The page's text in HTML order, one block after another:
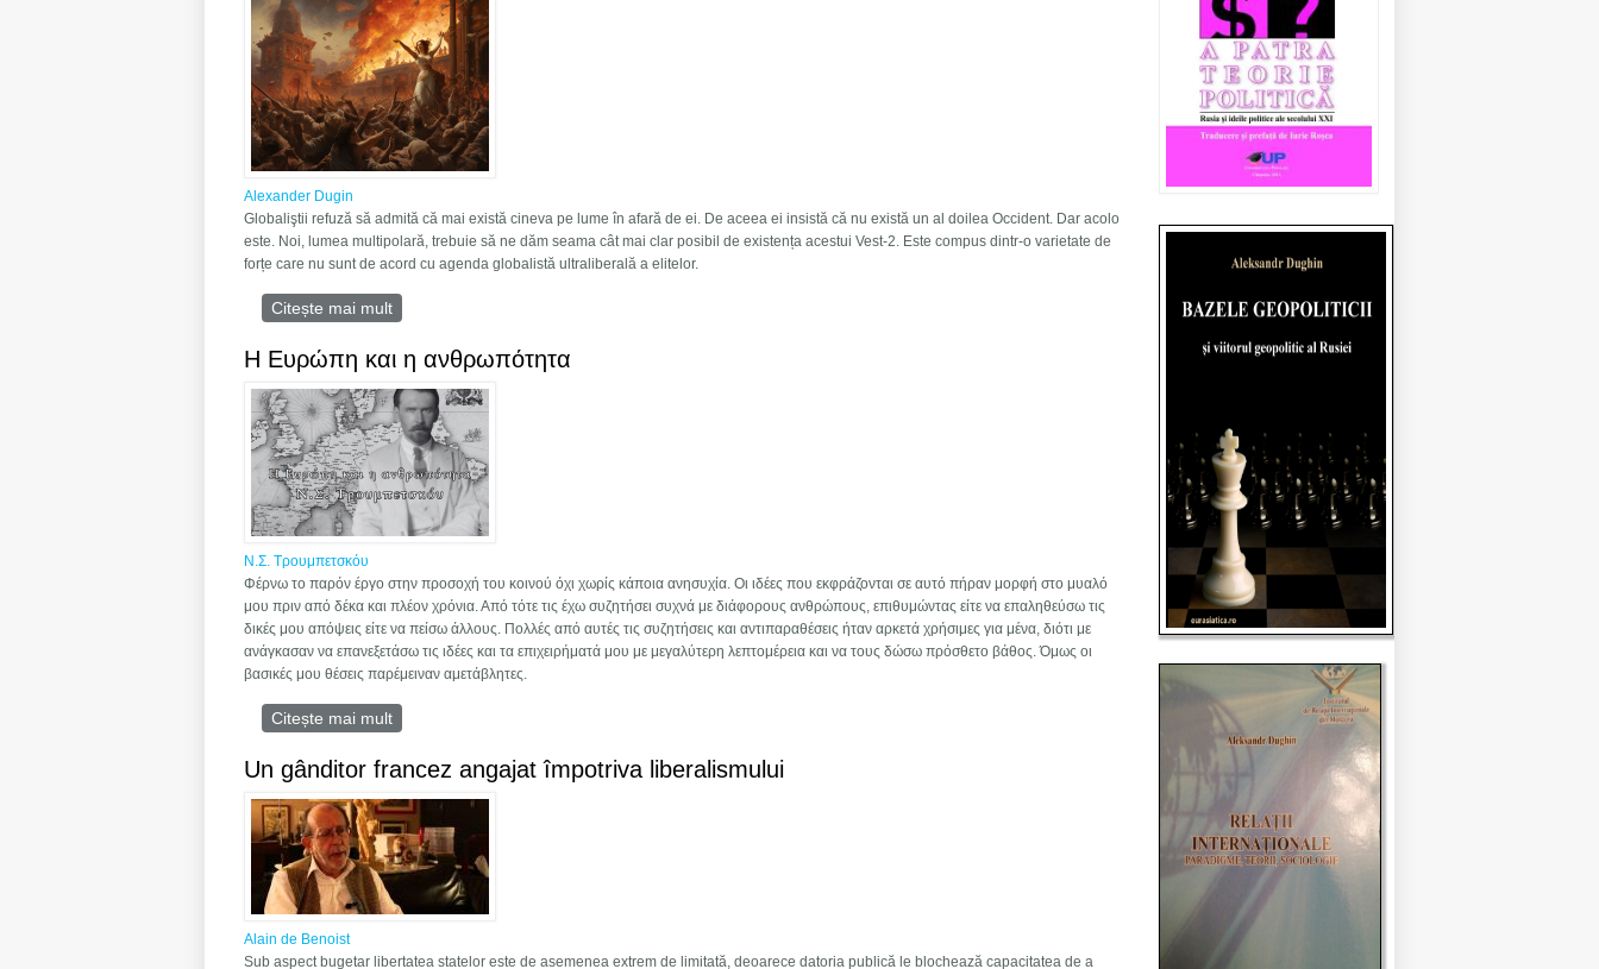
Alexander Dugin
Globaliştii refuză să admită că mai există cineva pe lume în afară de ei. De aceea ei insistă că nu există un al doilea Occident. Dar acolo
este. Noi, lumea multipolară, trebuie să ne dăm seama cât mai clar posibil de existența acestui Vest-2. Este compus dintr-o varietate de
forțe care nu sunt de acord cu agenda globalistă ultraliberală a elitelor.
Citește mai mult
Η Ευρώπη και η ανθρωπότητα
Ν.Σ. Τρουμπετσκόυ
Φέρνω το παρόν έργο στην προσοχή του κοινού όχι χωρίς κάποια ανησυχία. Οι ιδέες που εκφράζονται σε αυτό πήραν μορφή στο μυαλό
μου πριν από δέκα και πλέον χρόνια. Από τότε τις έχω συζητήσει συχνά με διάφορους ανθρώπους, επιθυμώντας είτε να επαληθεύσω τις
δικές μου απόψεις είτε να πείσω άλλους. Πολλές από αυτές τις συζητήσεις και αντιπαραθέσεις ήταν αρκετά χρήσιμες για μένα, διότι με
ανάγκασαν να επανεξετάσω τις ιδέες και τα επιχειρήματά μου με μεγαλύτερη λεπτομέρεια και να τους δώσω πρόσθετο βάθος. Όμως οι
βασικές μου θέσεις παρέμειναν αμετάβλητες.
Citește mai mult
Un gânditor francez angajat împotriva liberalismului
Alain de Benoist
Sub aspect bugetar libertatea statelor este de asemenea extrem de limitată, deoarece datoria publică le blochează capacitatea de a